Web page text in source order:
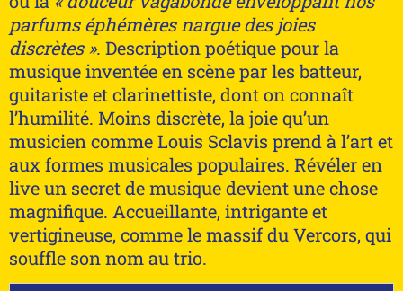
parfums éphémères nargue des joies
discrètes ». Description poétique pour la
musique inventée en scène par les batteur,
guitariste et clarinettiste, dont on connaît
l’humilité. Moins discrète, la joie qu’un
musicien comme Louis Sclavis prend à l’art et
aux formes musicales populaires. Révéler en
live un secret de musique devient une chose
magnifique. Accueillante, intrigante et
vertigineuse, comme le massif du Vercors, qui
souffle son nom au trio.